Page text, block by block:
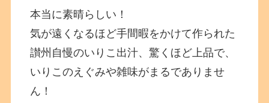
本当に素晴らしい！
気が遠くなるほど手間暇をかけて作られた
讃州自慢のいりこ出汁、驚くほど上品で、
いりこのえぐみや雑味がまるでありませ
ん！